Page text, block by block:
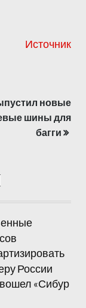
Источник
новые
шины для
багги
России
«Сибур